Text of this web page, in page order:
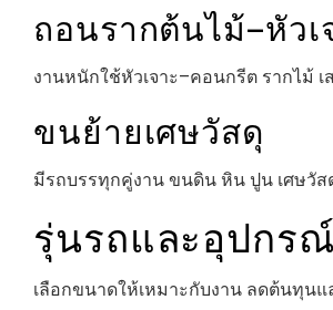
ถอนรากต้นไม้–หัวเ
งานหนักใช้หัวเจาะ–คอนกรีต รากไม้ เ
ขนย้ายเศษวัสดุ
มีรถบรรทุกคู่งาน ขนดิน หิน ปูน เศษวั
รุ่นรถและอุปกรณ์
เลือกขนาดให้เหมาะกับงาน ลดต้นทุนแ